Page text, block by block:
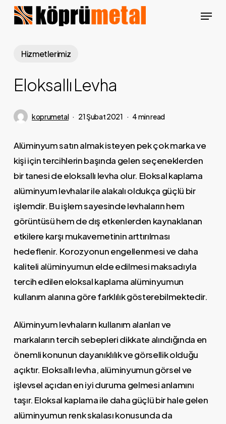
Skip
content
Menu
Hizmetlerimiz
Eloksallı Levha
koprumetal 21 Şubat 2021 4 min read
Alüminyum satın almak isteyen pek çok marka ve
kişi için tercihlerin başında gelen seçeneklerden
bir tanesi de eloksallı levha olur. Eloksal kaplama
alüminyum levhalar ile alakalı oldukça güçlü bir
işlemdir. Bu işlem sayesinde levhaların hem
görüntüsü hem de dış etkenlerden kaynaklanan
etkilere karşı mukavemetinin arttırılması
hedeflenir. Korozyonun engellenmesi ve daha
kaliteli alüminyumun elde edilmesi maksadıyla
tercih edilen eloksal kaplama alüminyumun
kullanım alanına göre farklılık gösterebilmektedir.
Alüminyum levhaların kullanım alanları ve
markaların tercih sebepleri dikkate alındığında en
önemli konunun dayanıklılık ve görsellik olduğu
açıktır. Eloksallı levha, alüminyumun görsel ve
işlevsel açıdan en iyi duruma gelmesi anlamını
taşır. Eloksal kaplama ile daha güçlü bir hale gelen
alüminyumun renk skalası konusunda da